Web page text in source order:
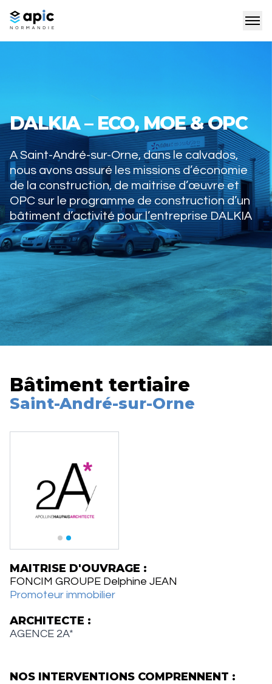
DALKIA – ECO, MOE & OPC
A Saint-André-sur-Orne, dans le calvados,
nous avons assuré les missions d’économie
de la construction, de maitrise d’œuvre et
OPC sur le programme de construction d’un
bâtiment d’activité pour l’entreprise DALKIA
Bâtiment tertiaire
Saint-André-sur-Orne
MAITRISE D'OUVRAGE :
FONCIM GROUPE Delphine JEAN
Promoteur immobilier
ARCHITECTE :
AGENCE 2A*
NOS INTERVENTIONS COMPRENNENT :